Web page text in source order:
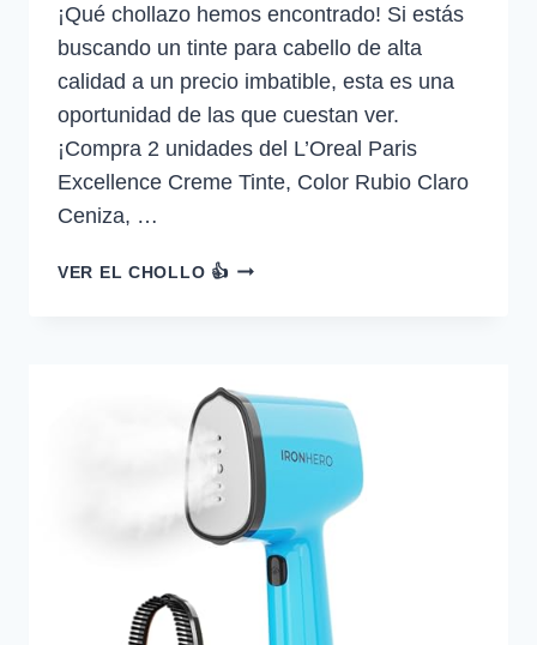
¡Qué chollazo hemos encontrado! Si estás
buscando un tinte para cabello de alta
calidad a un precio imbatible, esta es una
oportunidad de las que cuestan ver.
¡Compra 2 unidades del L’Oreal Paris
Excellence Creme Tinte, Color Rubio Claro
Ceniza, …
VER EL CHOLLO 👍¡COMPRA
70
%
EN
L’OREAL
PARIS
EXCELLENCE…